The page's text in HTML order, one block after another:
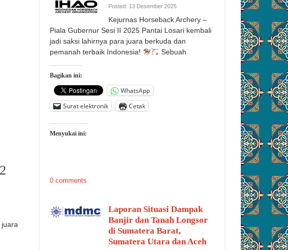
juara
Posted: 13 Desember 2025
Kejurnas Horseback Archery –
Piala Gubernur Sesi II 2025 Pantai Losari kembali
jadi saksi lahirnya para juara berkuda dan
pemanah terbaik Indonesia!
Sebuah
Bagikan ini:
WhatsApp
Surat elektronik
Cetak
Menyukai ini:
0 comments
Laporan Situasi Dampak
Banjir dan Tanah Longsor
di Sumatera Barat,
Sumatera Utara dan Aceh